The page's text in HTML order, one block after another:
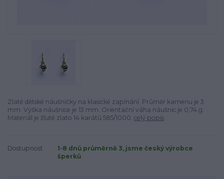
Zlaté dětské náušničky na klasické zapínání. Průměr kamenu je 3
mm. Výška náušnice je 13 mm. Orientační váha náušnic je 0,74 g.
Materiál je žluté zlato 14 karátů 585/1000. celý popis
Dostupnost
1-8 dnů průměrně 3, jsme český výrobce
šperků